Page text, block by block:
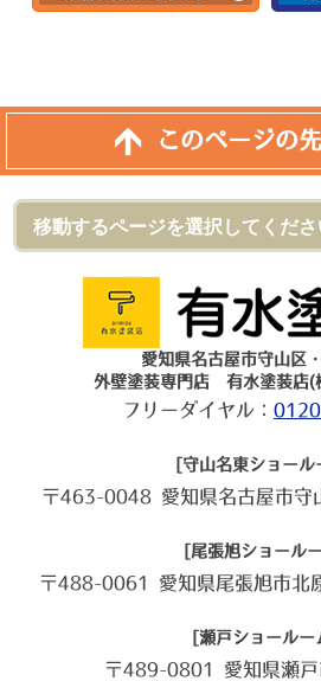
このページの
愛知県名古屋市守山区
外壁塗装専門店 有水塗装店(
フリーダイヤル：
[守山名東ショール
〒463-0048 愛知県名古屋市守
[尾張旭ショール
〒488-0061 愛知県尾張旭市北
[瀬戸ショールー
〒489-0801 愛知県瀬戸